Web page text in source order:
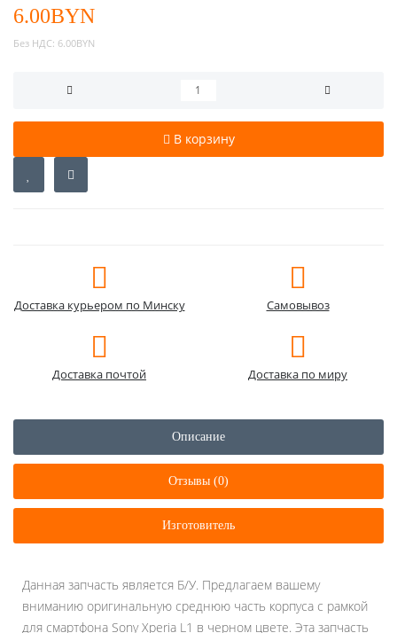
6.00BYN
Без НДС: 6.00BYN
В корзину
Доставка курьером по Минску Самовывоз
Доставка почтой Доставка по миру
Описание
Отзывы (0)
Изготовитель
Данная запчасть является Б/У. Предлагаем вашему
вниманию оригинальную среднюю часть корпуса с рамкой
для смартфона Sony Xperia L1 в черном цвете. Эта запчасть